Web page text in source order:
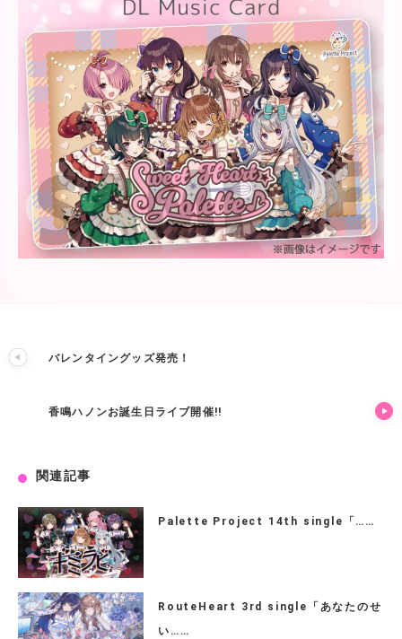
バレンタイングッズ発売！
香鳴ハノンお誕生日ライブ開催!!
関連記事
Palette Project 14th single「……
RouteHeart 3rd single「あなたのせ
い……